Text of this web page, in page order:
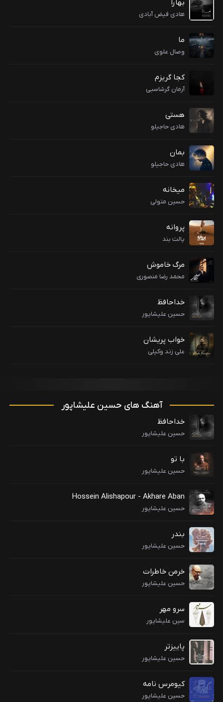
بهارا
هادی فیض آبادی
ما
وصال علوی
کجا گریزم
آرمان گرشاسبی
هستی
هادی حاجیلو
بمان
هادی حاجیلو
میخانه
حسین متولی
پروانه
پالت بند
مرگ خاموش
محمد رضا منصوری
خداحافظ
حسین علیشاپور
خواب پریشان
علی زند وکیلی
آهنگ های حسین علیشاپور
خداحافظ
حسین علیشاپور
با تو
حسین علیشاپور
Hossein Alishapour - Akhare Aban
حسین علیشاپور
بندر
حسین علیشاپور
خرمن خاطرات
حسین علیشاپور
سرو مهر
سین علیشاپور
پاییزتر
حسین علیشاپور
کیومرس نامه
حسین علیشاپور